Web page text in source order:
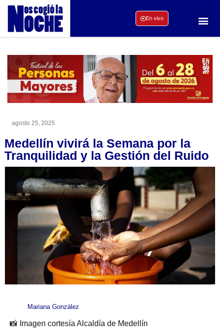
En vivo
agosto 25, 2025
Medellín vivirá la Semana por la
Tranquilidad y la Gestión del Ruido
Mariana González
📸 Imagen cortesía Alcaldía de Medellín